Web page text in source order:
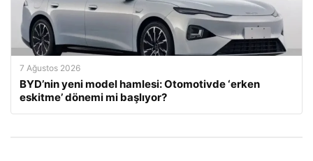
7 Ağustos 2026
BYD’nin yeni model hamlesi: Otomotivde ‘erken
eskitme’ dönemi mi başlıyor?